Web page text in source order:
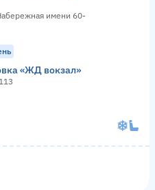
имени 60-
«ЖД вокзал»